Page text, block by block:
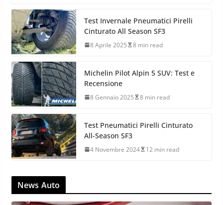
Test Invernale Pneumatici Pirelli
Cinturato All Season SF3
8 Aprile 2025 8 min read
Michelin Pilot Alpin 5 SUV: Test e
Recensione
8 Gennaio 2025 8 min read
Test Pneumatici Pirelli Cinturato
All-Season SF3
4 Novembre 2024 12 min read
News Auto